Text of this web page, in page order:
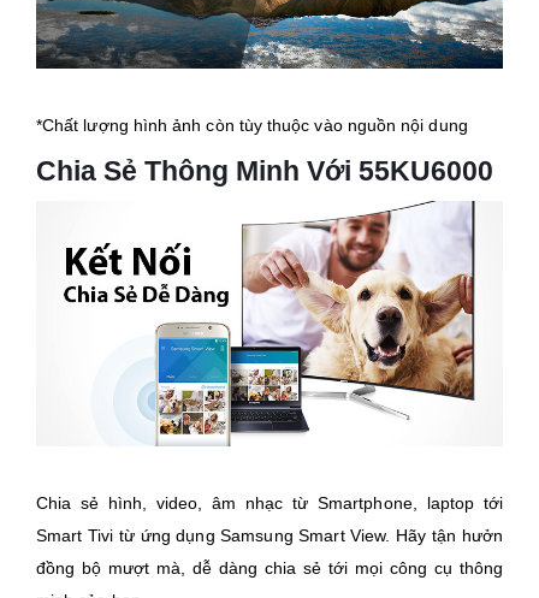
*Chất lượng hình ảnh còn tùy thuộc vào nguồn nội dung
Chia Sẻ Thông Minh Với 55KU6000
Chia sẻ hình, video, âm nhạc từ Smartphone, laptop tới
Smart Tivi từ ứng dụng Samsung Smart View. Hãy tận hưởn
đồng bộ mượt mà, dễ dàng chia sẻ tới mọi công cụ thông